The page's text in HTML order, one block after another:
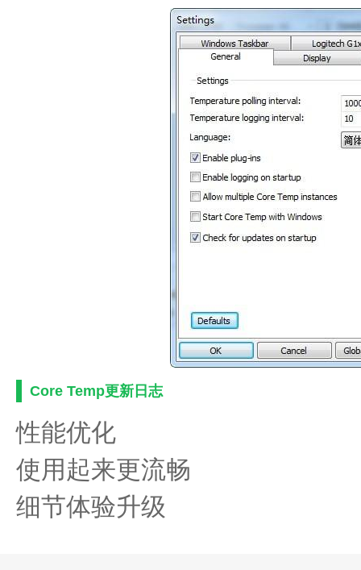
Core Temp更新日志
性能优化
使用起来更流畅
细节体验升级